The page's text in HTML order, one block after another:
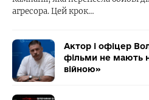
агресора. Цей крок…
Актор і офіцер
фільми не мають
війною»